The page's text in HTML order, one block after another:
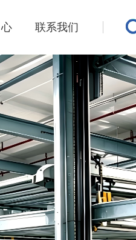
联系我们